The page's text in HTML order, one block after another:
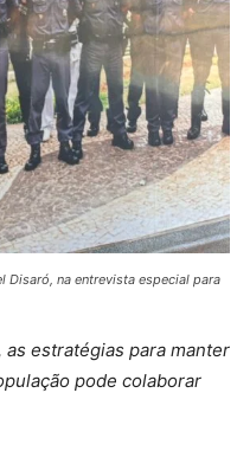
Disaró, na entrevista especial para
estratégias para manter
pode colaborar